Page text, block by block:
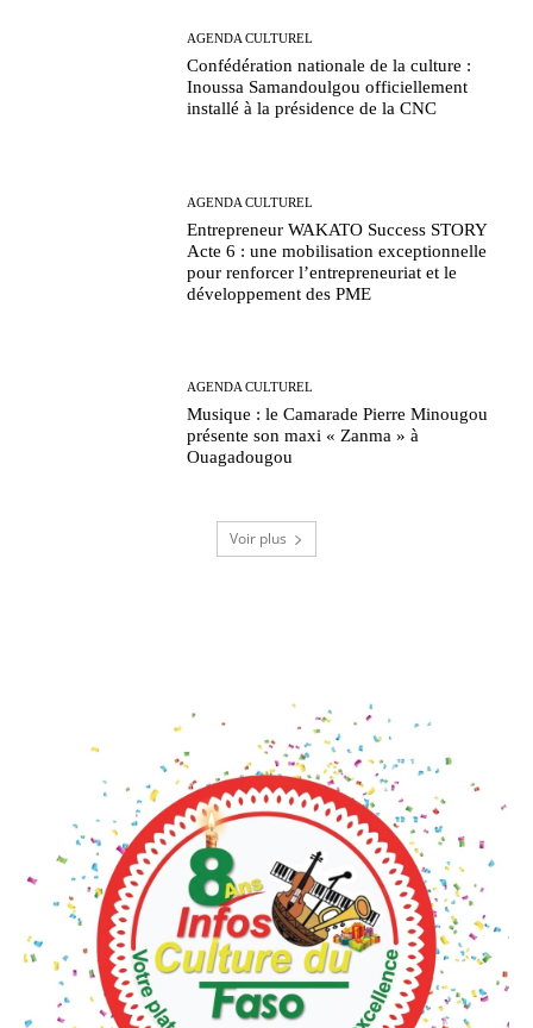
AGENDA CULTUREL
Confédération nationale de la culture :
Inoussa Samandoulgou officiellement
installé à la présidence de la CNC
AGENDA CULTUREL
Entrepreneur WAKATO Success STORY
Acte 6 : une mobilisation exceptionnelle
pour renforcer l’entrepreneuriat et le
développement des PME
AGENDA CULTUREL
Musique : le Camarade Pierre Minougou
présente son maxi « Zanma » à
Ouagadougou
Voir plus